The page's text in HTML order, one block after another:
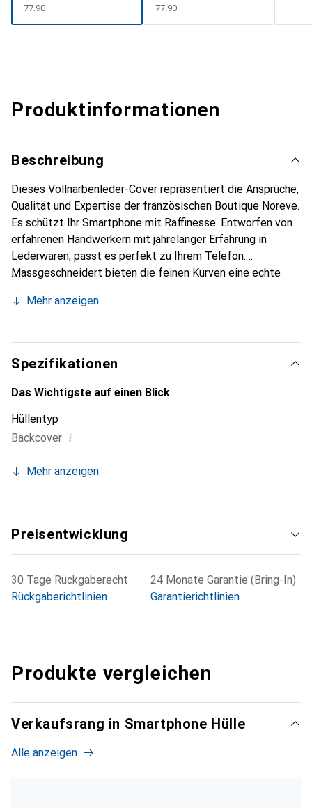
CHF
77.90 CHF
77.90
Produktinformationen
Beschreibung
Dieses Vollnarbenleder-Cover repräsentiert die Ansprüche,
Qualität und Expertise der französischen Boutique Noreve.
Es schützt Ihr Smartphone mit Raffinesse. Entworfen von
erfahrenen Handwerkern mit jahrelanger Erfahrung in
Lederwaren, passt es perfekt zu Ihrem Telefon.
Massgeschneidert bieten die feinen Kurven eine echte
Accessoire für Ihr Smartphone. Die Marke Noreve ist
eine zuverlässige Wahl für eine anspruchsvolle Kundschaft.
Mehr anzeigen
Spezifikationen
Das Wichtigste auf einen Blick
Hüllentyp
Backcover i
Mehr anzeigen
Preisentwicklung
30 Tage Rückgaberecht
Rückgaberichtlinien
24 Monate Garantie (Bring-In)
Garantierichtlinien
Produkte vergleichen
Verkaufsrang in Smartphone Hülle
Alle anzeigen